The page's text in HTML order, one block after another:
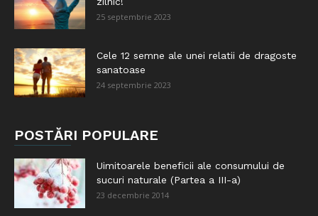
25 septembrie 2023
Cele 12 semne ale unei relatii de dragoste
sanatoase
24 septembrie 2023
POSTĂRI POPULARE
Uimitoarele beneficii ale consumului de
sucuri naturale (Partea a III-a)
23 decembrie 2014